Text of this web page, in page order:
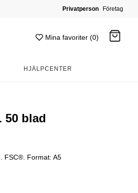
Privatperson Företag
Mina favoriter (0)
HJÄLPCENTER
50 blad
FSC®. Format: A5